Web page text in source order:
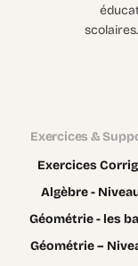
Exercices &
Exercices
Algèbre -
Géométrie - les
Géométrie –